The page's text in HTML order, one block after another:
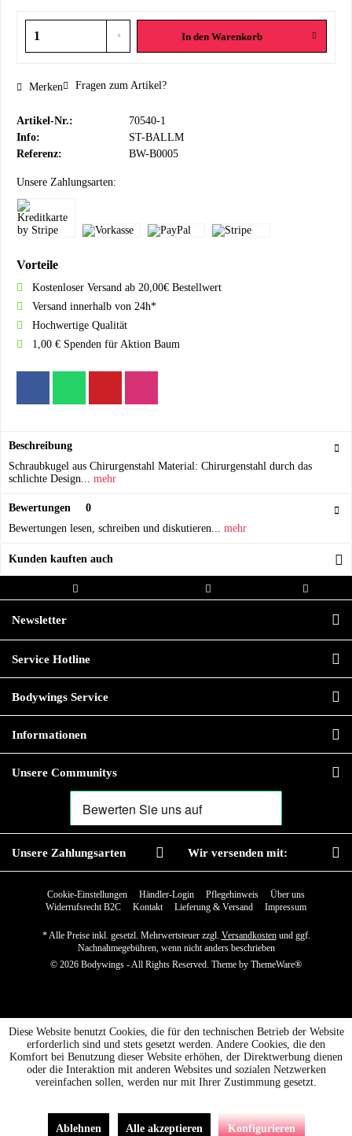
In den Warenkorb
Merken Fragen zum Artikel?
Artikel-Nr.:
70540-1
Info:
ST-BALLM
Referenz:
BW-B0005
Unsere Zahlungsarten:
Vorteile
Kostenloser Versand ab 20,00€ Bestellwert
Versand innerhalb von 24h*
Hochwertige Qualität
1,00 € Spenden für Aktion Baum
Beschreibung
Schraubkugel aus Chirurgenstahl Material: Chirurgenstahl durch das
schlichte Design... mehr
Bewertungen
0
Bewertungen lesen, schreiben und diskutieren... mehr
Kunden kauften auch
Bestellwert
Newsletter
Service Hotline
Bodywings Service
Informationen
Unsere Communitys
Unsere Zahlungsarten Wir versenden mit:
Cookie-Einstellungen Händler-Login Pflegehinweis
Über uns
Widerrufsrecht B2C
Kontakt Lieferung & Versand Impressum
* Alle Preise inkl. gesetzl. Mehrwertsteuer zzgl. Versandkostenund ggf.
Nachnahmegebühren, wenn nicht anders beschrieben
© 2026 Bodywings - All Rights Reserved. Theme by ThemeWare®
Diese Website benutzt Cookies, die für den technischen Betrieb der Website
erforderlich sind und stets gesetzt werden. Andere Cookies, die den
Komfort bei Benutzung dieser Website erhöhen, der Direktwerbung dienen
oder die Interaktion mit anderen Websites und sozialen Netzwerken
vereinfachen sollen, werden nur mit Ihrer Zustimmung gesetzt.
Ablehnen Alle akzeptieren Konfigurieren